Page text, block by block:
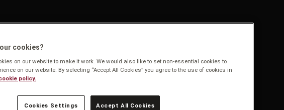
cookies?
on our website to make it work. We would also like to set non-essential cookies to
on our website. By selecting “Accept All Cookies” you agree to the use of cookies in
policy.
Cookies Settings Accept All Cookies